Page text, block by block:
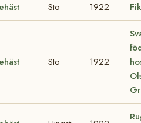
Sto 1922
Sto 1922